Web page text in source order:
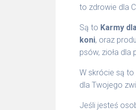
to zdrowie dla
Są to Karmy
koni, oraz
psów, zioła dla
W skrócie są to
dla Twojego
Jeśli jesteś